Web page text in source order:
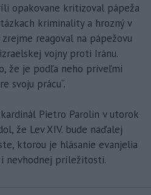
opakovane kritizoval pápeža
kriminality a hrozný v
reagoval na pápežovu
vojny proti Iránu.
že je podľa neho priveľmi
svoju prácu“.
Pietro Parolin v utorok
že Lev XIV. bude naďalej
ktorou je hlásanie evanjelia
nevhodnej príležitosti.